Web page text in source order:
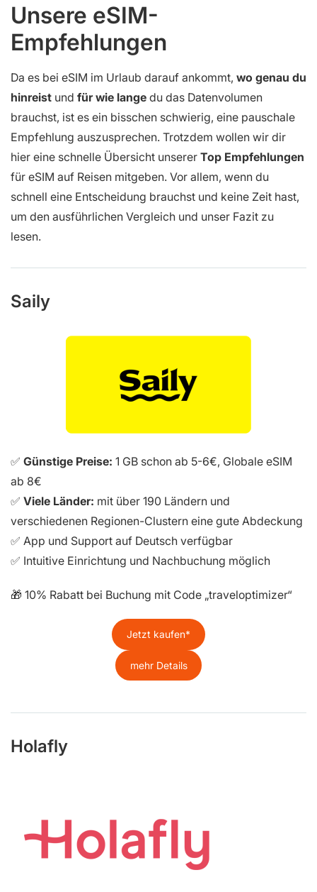
Unsere eSIM-
Empfehlungen
Da es bei eSIM im Urlaub darauf ankommt, wo genau du
hinreist und für wie lange du das Datenvolumen
brauchst, ist es ein bisschen schwierig, eine pauschale
Empfehlung auszusprechen. Trotzdem wollen wir dir
hier eine schnelle Übersicht unserer Top Empfehlungen
für eSIM auf Reisen mitgeben. Vor allem, wenn du
schnell eine Entscheidung brauchst und keine Zeit hast,
um den ausführlichen Vergleich und unser Fazit zu
lesen.
Saily
✅ Günstige Preise: 1 GB schon ab 5-6€, Globale eSIM
ab 8€
✅ Viele Länder: mit über 190 Ländern und
verschiedenen Regionen-Clustern eine gute Abdeckung
✅ App und Support auf Deutsch verfügbar
✅ Intuitive Einrichtung und Nachbuchung möglich
🎁 10% Rabatt bei Buchung mit Code „traveloptimizer“
Jetzt kaufen
mehr Details
Holafly